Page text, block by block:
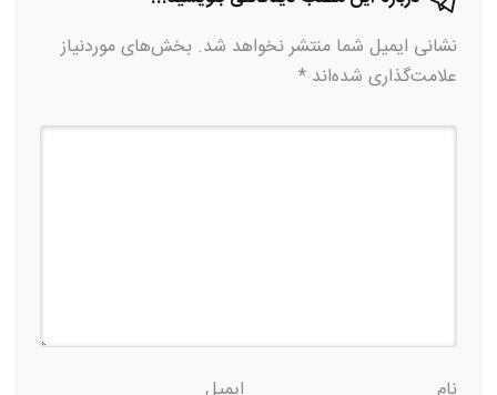
نشانی ایمیل شما منتشر نخواهد شد. بخش‌های موردنیاز
علامت‌گذاری شده‌اند *